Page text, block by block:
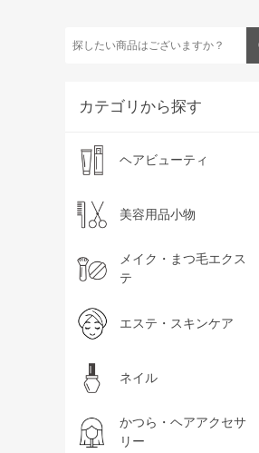
カテゴリから探す
ヘアビューティ
美容用品小物
メイク・まつ毛エクス
テ
エステ・スキンケア
ネイル
かつら・ヘアアクセサ
リー